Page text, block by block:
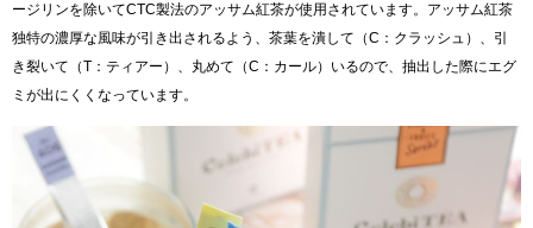
ージリンを除いてCTC製法のアッサム紅茶が使用されています。アッサム紅茶
独特の濃厚な風味が引き出されるよう、茶葉を潰して（C：クラッシュ）、引
き裂いて（T：ティアー）、丸めて（C：カール）いるので、抽出した際にエグ
ミが出にくくなっています。